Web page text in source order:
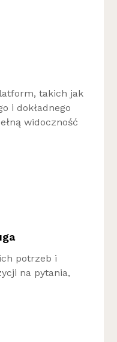
takich jak
i dokładnego
widoczność
potrzeb i
na pytania,